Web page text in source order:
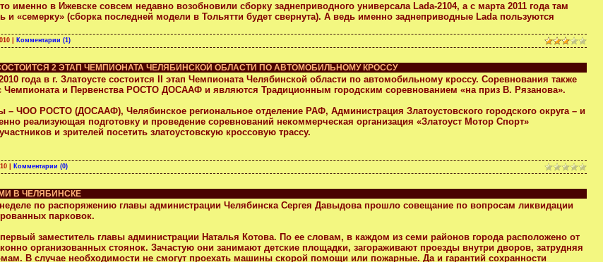
именно в Ижевске совсем недавно возобновили сборку заднеприводного универсала Lada-2104, а с марта 2011 года там
и «семерку» (сборка последней модели в Тольятти будет свернута). А ведь именно заднеприводные Lada пользуются
Комментарии (1)
СОСТОИТСЯ 2 ЭТАП ЧЕМПИОНАТА ЧЕЛЯБИНСКОЙ ОБЛАСТИ ПО АВТОМОБИЛЬНОМУ КРОССУ
года в г. Златоусте состоится II этап Чемпионата Челябинской области по автомобильному кроссу. Соревнования также
Чемпионата и Первенства РОСТО ДОСААФ и являются Традиционным городским соревнованием «на приз В. Рязанова».
– ЧОО РОСТО (ДОСААФ), Челябинское региональное отделение РАФ, Администрация Златоустовского городского округа – и
реализующая подготовку и проведение соревнований некоммерческая организация «Златоуст Мотор Спорт»
и зрителей посетить златоустовскую кроссовую трассу.
Комментарии (0)
В ЧЕЛЯБИНСКЕ
по распоряжению главы администрации Челябинска Сергея Давыдова прошло совещание по вопросам ликвидации
парковок.
заместитель главы администрации Наталья Котова. По ее словам, в каждом из семи районов города расположено от
организованных стоянок. Зачастую они занимают детские площадки, загораживают проезды внутри дворов, затрудняя
В случае необходимости не смогут проехать машины скорой помощи или пожарные. Да и гарантий сохранности